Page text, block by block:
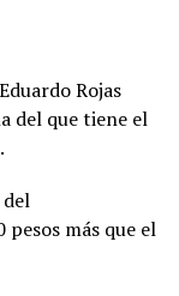
Rojas
del que tiene el
más que el